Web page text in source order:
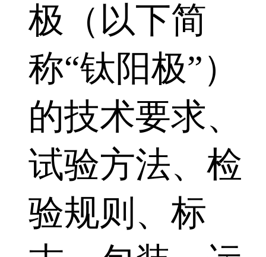
极（以下简
称“钛阳极”）
的技术要求、
试验方法、检
验规则、标